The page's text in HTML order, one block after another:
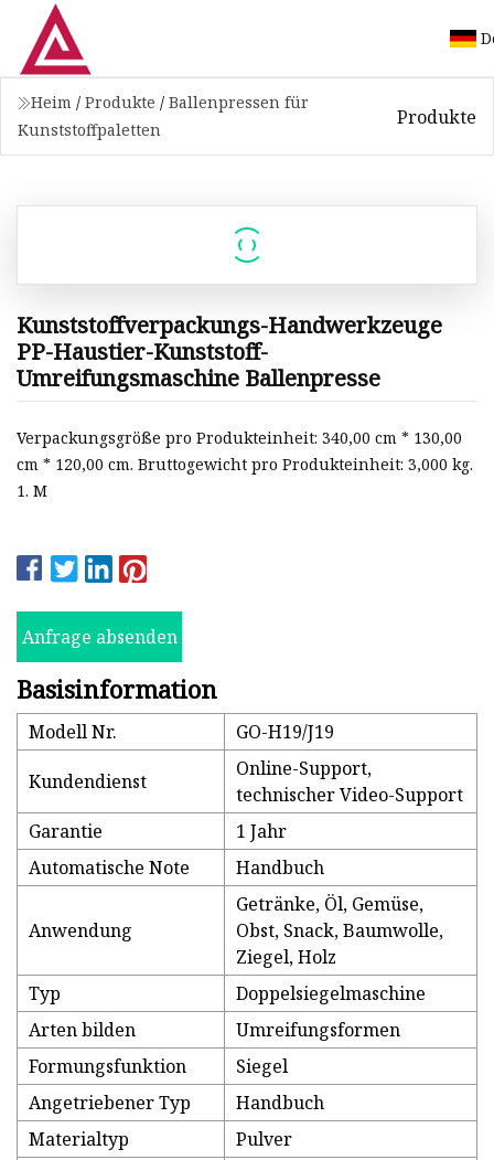
Heim / Produkte / Ballenpressen für
Kunststoffpaletten
Produkte
Kunststoffverpackungs-Handwerkzeuge
PP-Haustier-Kunststoff-
Umreifungsmaschine Ballenpresse
Verpackungsgröße pro Produkteinheit: 340,00 cm * 130,00
cm * 120,00 cm. Bruttogewicht pro Produkteinheit: 3,000 kg.
1. M
Anfrage absenden
Basisinformation
Modell Nr. GO-H19/J19
Kundendienst
Online-Support,
technischer Video-Support
Garantie
1 Jahr
Automatische Note
Handbuch
Anwendung
Getränke, Öl, Gemüse,
Obst, Snack, Baumwolle,
Ziegel, Holz
Typ
Doppelsiegelmaschine
Arten bilden
Umreifungsformen
Formungsfunktion
Siegel
Angetriebener Typ
Handbuch
Materialtyp
Pulver